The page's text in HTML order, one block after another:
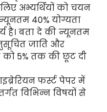
अभ्यर्थियों को चयन
न्यूनतम 40% योग्यता
है। बता दे की न्यूनतम
जाति और
5% तक की छूट दी
फर्स्ट पेपर में
विभिन्न विषयों से